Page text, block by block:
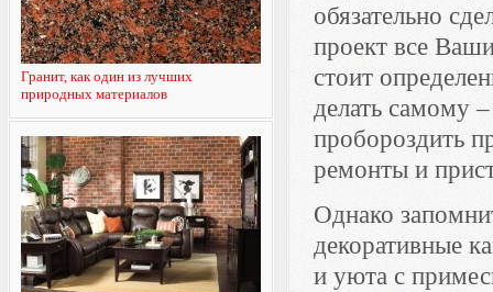
Гранит, как один из лучших
природных материалов
обязательно
проект все
стоит
делать самому
пробороздить
ремонты и
Однако
декоративные
и уюта с